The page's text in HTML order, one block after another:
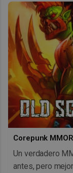
Corepunk
Un verdadero
antes, pero